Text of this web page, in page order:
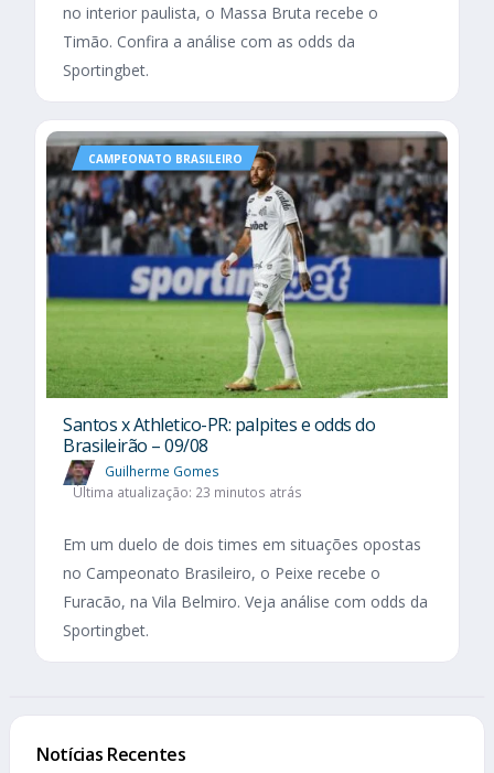
no interior paulista, o Massa Bruta recebe o
Timão. Confira a análise com as odds da
Sportingbet.
CAMPEONATO BRASILEIRO
Santos x Athletico-PR: palpites e odds do
Brasileirão – 09/08
Guilherme Gomes
Última atualização: 23 minutos atrás
Em um duelo de dois times em situações opostas
no Campeonato Brasileiro, o Peixe recebe o
Furacão, na Vila Belmiro. Veja análise com odds da
Sportingbet.
Notícias Recentes